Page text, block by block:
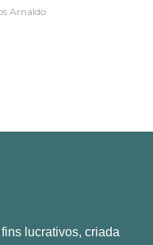
Arnaldo
lucrativos, criada